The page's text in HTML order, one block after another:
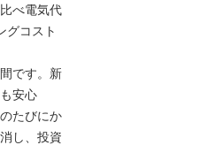
べ電気代
グコスト
です。新
安心
たびにか
し、投資